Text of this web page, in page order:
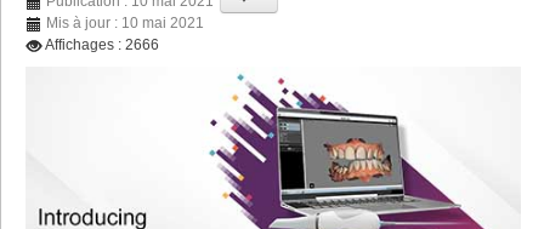
Mis à jour : 10 mai 2021
Affichages : 2666